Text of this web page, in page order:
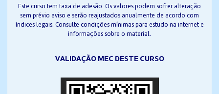
Este curso tem taxa de adesão. Os valores podem sofrer alteração
sem prévio aviso e serão reajustados anualmente de acordo com
índices legais. Consulte condições mínimas para estudo na internet e
informações sobre o material.
VALIDAÇÃO MEC DESTE CURSO